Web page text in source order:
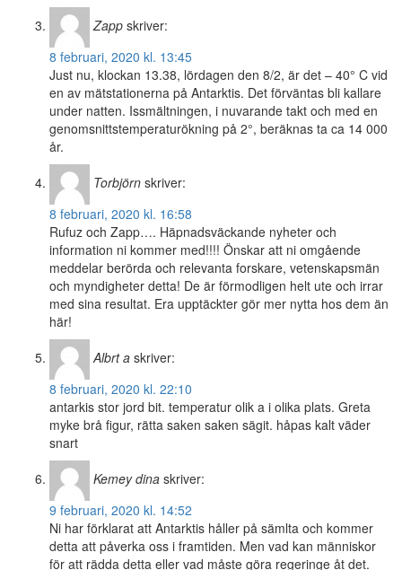
Zapp skriver:
8 februari, 2020 kl. 13:45
Just nu, klockan 13.38, lördagen den 8/2, är det – 40° C vid
en av mätstationerna på Antarktis. Det förväntas bli kallare
under natten. Issmältningen, i nuvarande takt och med en
genomsnittstemperaturökning på 2°, beräknas ta ca 14 000
år.
Torbjörn skriver:
8 februari, 2020 kl. 16:58
Rufuz och Zapp…. Häpnadsväckande nyheter och
information ni kommer med!!!! Önskar att ni omgående
meddelar berörda och relevanta forskare, vetenskapsmän
och myndigheter detta! De är förmodligen helt ute och irrar
med sina resultat. Era upptäckter gör mer nytta hos dem än
här!
Albrt a skriver:
8 februari, 2020 kl. 22:10
antarkis stor jord bit. temperatur olik a i olika plats. Greta
myke brå figur, rätta saken saken sägit. håpas kalt väder
snart
Kemey dina skriver:
9 februari, 2020 kl. 14:52
Ni har förklarat att Antarktis håller på sämlta och kommer
detta att påverka oss i framtiden. Men vad kan människor
för att rädda detta eller vad måste göra regeringe åt det.